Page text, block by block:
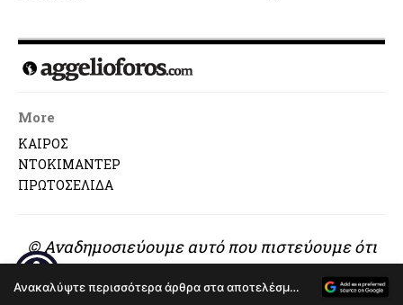
More
ΚΑΙΡΟΣ
ΝΤΟΚΙΜΑΝΤΕΡ
ΠΡΩΤΟΣΕΛΙΔΑ
© Αναδημοσιεύουμε αυτό που πιστεύουμε ότι
Ανακαλύψτε περισσότερα άρθρα στα αποτελέσματα αναζήτησης